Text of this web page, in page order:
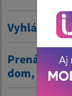
Vyhlásenie
Prenájom
dom, …/